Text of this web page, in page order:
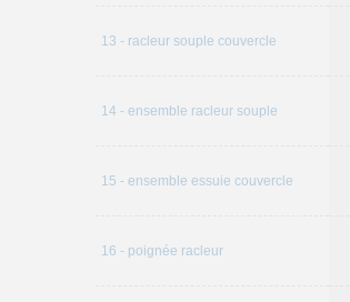
13 - racleur souple couvercle
14 - ensemble racleur souple
15 - ensemble essuie couvercle
16 - poignée racleur